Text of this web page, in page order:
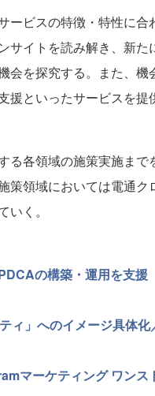
ービスの特徴・特性に合
サイトを読み解き、新
会を探究する。また、機
援といったサービスを
る各領域の施策実施まで
策領域においては電通
く。
の構築・運用を支
ィ」へのイメージ具体
マーケティング ワン